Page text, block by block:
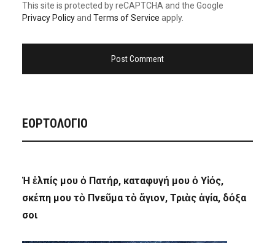
This site is protected by reCAPTCHA and the Google
Privacy Policyand Terms of Service apply.
ΕΟΡΤΟΛΟΓΙΟ
Ἡ ἐλπίς μου ὁ Πατήρ, καταφυγή μου ὁ Υἱός,
σκέπη μου τὸ Πνεῦμα τὸ ἅγιον, Τριὰς ἁγία, δόξα
σοι